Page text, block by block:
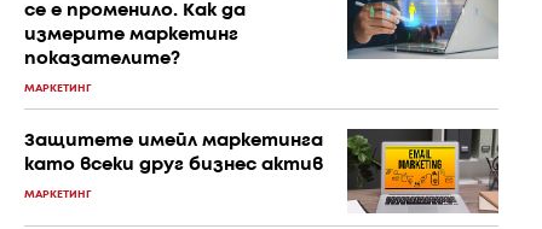
се е променило. Как да
измерите маркетинг
показателите?
МАРКЕТИНГ
Защитете имейл маркетинга
като всеки друг бизнес актив
МАРКЕТИНГ